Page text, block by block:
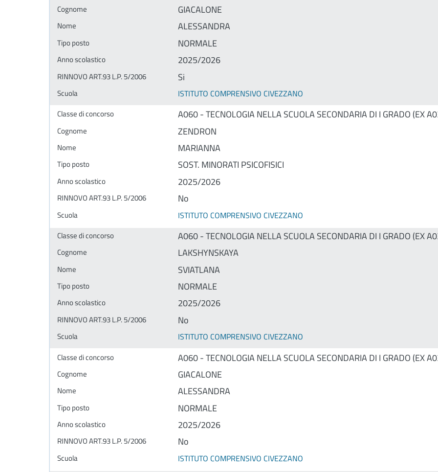
GIACALONE
ALESSANDRA
NORMALE
2025/2026
Si
ISTITUTO COMPRENSIVO CIVEZZANO
A060 - TECNOLOGIA NELLA SCUOLA SECONDARIA DI I GRADO (EX
ZENDRON
MARIANNA
SOST. MINORATI PSICOFISICI
2025/2026
No
ISTITUTO COMPRENSIVO CIVEZZANO
A060 - TECNOLOGIA NELLA SCUOLA SECONDARIA DI I GRADO (EX
LAKSHYNSKAYA
SVIATLANA
NORMALE
2025/2026
No
ISTITUTO COMPRENSIVO CIVEZZANO
A060 - TECNOLOGIA NELLA SCUOLA SECONDARIA DI I GRADO (EX
GIACALONE
ALESSANDRA
NORMALE
2025/2026
No
ISTITUTO COMPRENSIVO CIVEZZANO